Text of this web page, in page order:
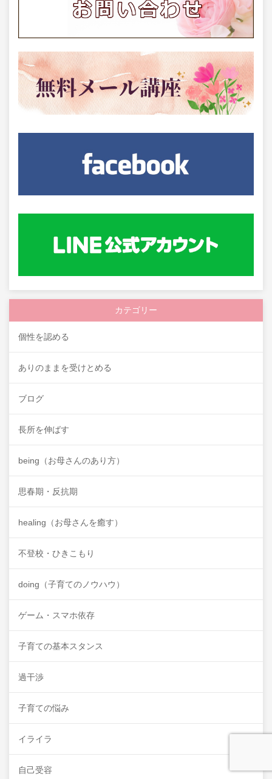
カテゴリー
個性を認める
ありのままを受けとめる
ブログ
長所を伸ばす
being（お母さんのあり方）
思春期・反抗期
healing（お母さんを癒す）
不登校・ひきこもり
doing（子育てのノウハウ）
ゲーム・スマホ依存
子育ての基本スタンス
過干渉
子育ての悩み
イライラ
自己受容